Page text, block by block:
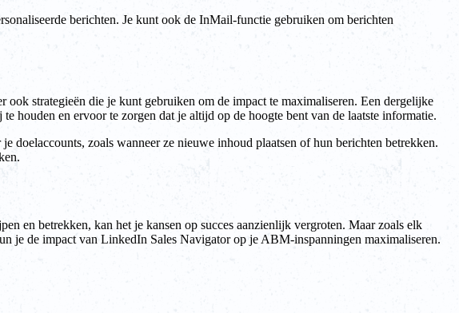
berichten. Je kunt ook de InMail-functie gebruiken om berichten
strategieën die je kunt gebruiken om de impact te maximaliseren. Een dergelijke
houden en ervoor te zorgen dat je altijd op de hoogte bent van de laatste informatie.
doelaccounts, zoals wanneer ze nieuwe inhoud plaatsen of hun berichten betrekken.
en betrekken, kan het je kansen op succes aanzienlijk vergroten. Maar zoals elk
je de impact van LinkedIn Sales Navigator op je ABM-inspanningen maximaliseren.